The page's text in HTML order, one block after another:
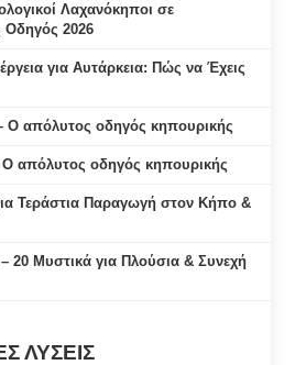
Λαχανόκηποι σε
Οδηγός 2026
για Αυτάρκεια: Πώς να Έχεις
Ο απόλυτος οδηγός κηπουρικής
Ο απόλυτος οδηγός κηπουρικής
Τεράστια Παραγωγή στον Κήπο &
20 Μυστικά για Πλούσια & Συνεχή
ΛΥΣΕΙΣ